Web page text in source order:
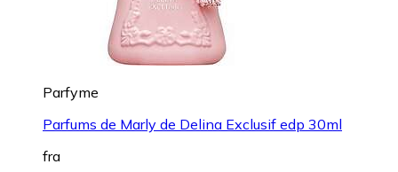
Parfyme
Parfums de Marly de Delina Exclusif edp 30ml
fra